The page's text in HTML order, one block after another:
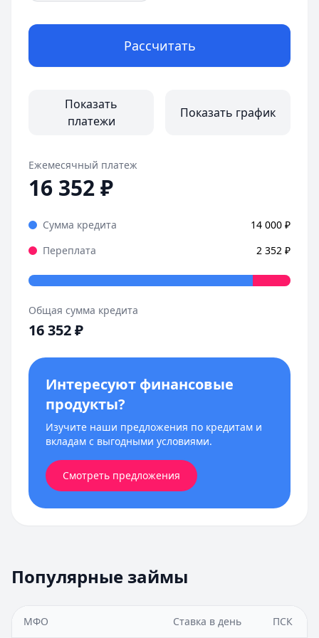
Рассчитать
Показать
платежи
Показать график
Ежемесячный платеж
16 352₽
Сумма кредита 14 000 ₽
Переплата
2 352 ₽
Общая сумма кредита
16 352₽
Интересуют финансовые
продукты?
Изучите наши предложения по кредитам и
вкладам с выгодными условиями.
Смотреть предложения
Популярные займы
МФО Ставка в день ПСК